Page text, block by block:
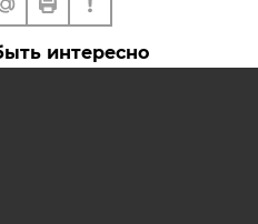
интересно